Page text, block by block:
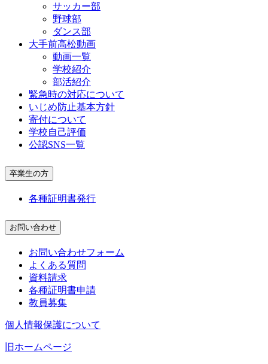
サッカー部
野球部
ダンス部
大手前高松動画
動画一覧
学校紹介
部活紹介
緊急時の対応について
いじめ防止基本方針
寄付について
学校自己評価
公認SNS一覧
卒業生の方
各種証明書発行
お問い合わせ
お問い合わせフォーム
よくある質問
資料請求
各種証明書申請
教員募集
個人情報保護について
旧ホームページ